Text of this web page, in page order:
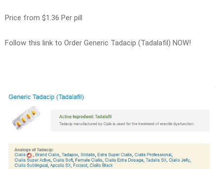
Price from $1.36 Per pill
Follow this link to Order Generic Tadacip (Tadalafil) NOW!